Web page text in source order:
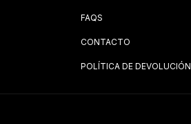
FAQS
CONTACTO
POLÍTICA DE DEVOLUCIÓN